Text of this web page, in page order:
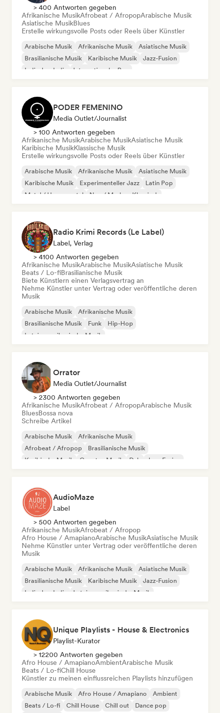
> 400 Antworten gegeben
Afrikanische MusikAfrobeat / AfropopArabische Musik
Asiatische MusikBlues
Erstelle wirkungsvolle Posts oder Reels über Künstler
Arabische Musik Afrikanische Musik
Asiatische Musik
Brasilianische Musik
Karibische Musik
Jazz-Fusion
Indisches Indie
Internationaler Pop
PODER FEMENINO
Media Outlet/Journalist
> 100 Antworten gegeben
Afrikanische MusikArabische MusikAsiatische Musik
Karibische MusikKlassische Musik
Erstelle wirkungsvolle Posts oder Reels über Künstler
Arabische Musik Afrikanische Musik
Asiatische Musik
Karibische Musik
Experimenteller Jazz
Latin Pop
Metal / Heavy metal
Neo / Modern Klassisch
Radio Krimi Records (Le Label)
Label, Verlag
> 4100 Antworten gegeben
Afrikanische MusikArabische MusikAsiatische Musik
Beats / Lo-fiBrasilianische Musik
Biete Künstlern einen Verlagsvertrag an
Nehme Künstler unter Vertrag oder veröffentliche deren
Musik
Arabische Musik
Afrikanische Musik
Brasilianische Musik
Funk
Hip-Hop
Lateinamerikanische Musik
Orrator
Media Outlet/Journalist
> 2300 Antworten gegeben
Afrikanische MusikAfrobeat / AfropopArabische Musik
BluesBossa nova
Schreibe Artikel
Arabische Musik
Afrikanische Musik
Afrobeat / Afropop
Brasilianische Musik
Karibische Musik
Country-Musik Dub Jazz-Fusion
AudioMaze
Label
> 500 Antworten gegeben
Afrikanische MusikAfrobeat / Afropop
Afro House / AmapianoArabische MusikAsiatische Musik
Nehme Künstler unter Vertrag oder veröffentliche deren
Musik
Arabische Musik Afrikanische Musik
Asiatische Musik
Brasilianische Musik
Karibische Musik
Jazz-Fusion
Indisches Indie
Lateinamerikanische Musik
Unique Playlists - House & Electronics
Playlist-Kurator
> 12200 Antworten gegeben
Afro House / AmapianoAmbientArabische Musik
Beats / Lo-fiChill House
Künstler zu meinen einflussreichen Playlists hinzufügen
Arabische Musik Afro House / Amapiano
Ambient
Beats / Lo-fi
Chill House Chill out Dance pop